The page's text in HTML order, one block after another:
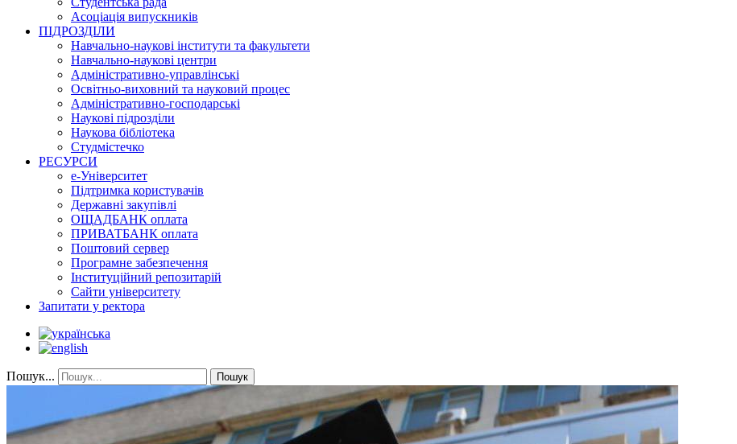
Асоціація випускників
ПІДРОЗДІЛИ
Навчально-наукові інститути та факультети
Навчально-наукові центри
Адміністративно-управлінські
Освітньо-виховний та науковий процес
Адміністративно-господарські
Наукові підрозділи
Наукова бібліотека
Студмістечко
РЕСУРСИ
е-Університет
Підтримка користувачів
Державні закупівлі
ОЩАДБАНК оплата
ПРИВАТБАНК оплата
Поштовий сервер
Програмне забезпечення
Інституційний репозитарій
Сайти університету
Запитати у ректора
Пошук... Пошук